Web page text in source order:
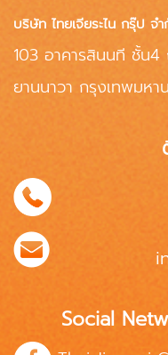
บริษัท ไทยเจียระไน กรุ๊ป จ
103 อาคารสินนที ชั้น
ยานนาวา กรุงเทพมหา
Social